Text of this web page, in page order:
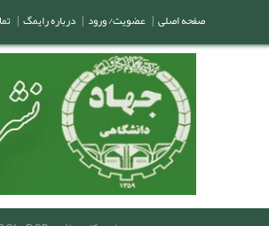
صفحه اصلی | عضویت/ ورود | درباره رایمگ |